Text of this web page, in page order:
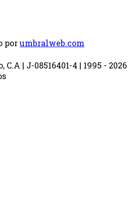
porumbralweb.com
| J-08516401-4 | 1995 - 2026